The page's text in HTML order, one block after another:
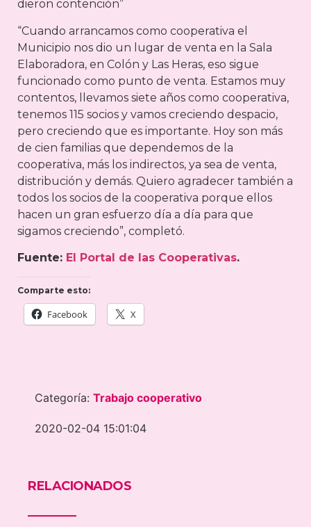
dieron contención”
“Cuando arrancamos como cooperativa el
Municipio nos dio un lugar de venta en la Sala
Elaboradora, en Colón y Las Heras, eso sigue
funcionado como punto de venta. Estamos muy
contentos, llevamos siete años como cooperativa,
tenemos 115 socios y vamos creciendo despacio,
pero creciendo que es importante. Hoy son más
de cien familias que dependemos de la
cooperativa, más los indirectos, ya sea de venta,
distribución y demás. Quiero agradecer también a
todos los socios de la cooperativa porque ellos
hacen un gran esfuerzo día a día para que
sigamos creciendo”, completó.
Fuente: El Portal de las Cooperativas.
Comparte esto:
Facebook X
Categoría: Trabajo cooperativo
2020-02-04 15:01:04
RELACIONADOS